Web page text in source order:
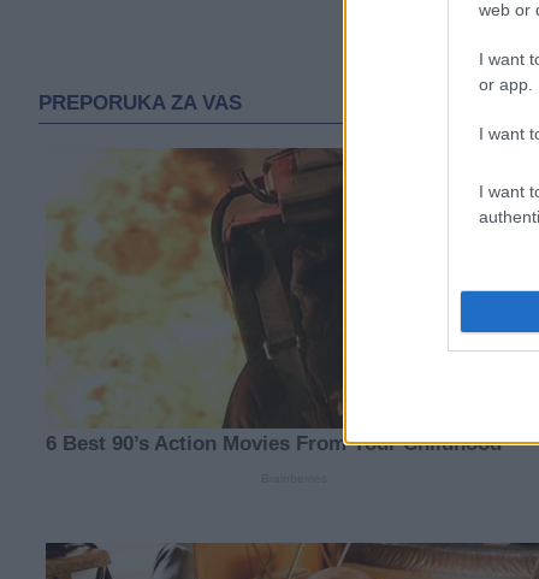
web or
I want
or app.
I want
I want